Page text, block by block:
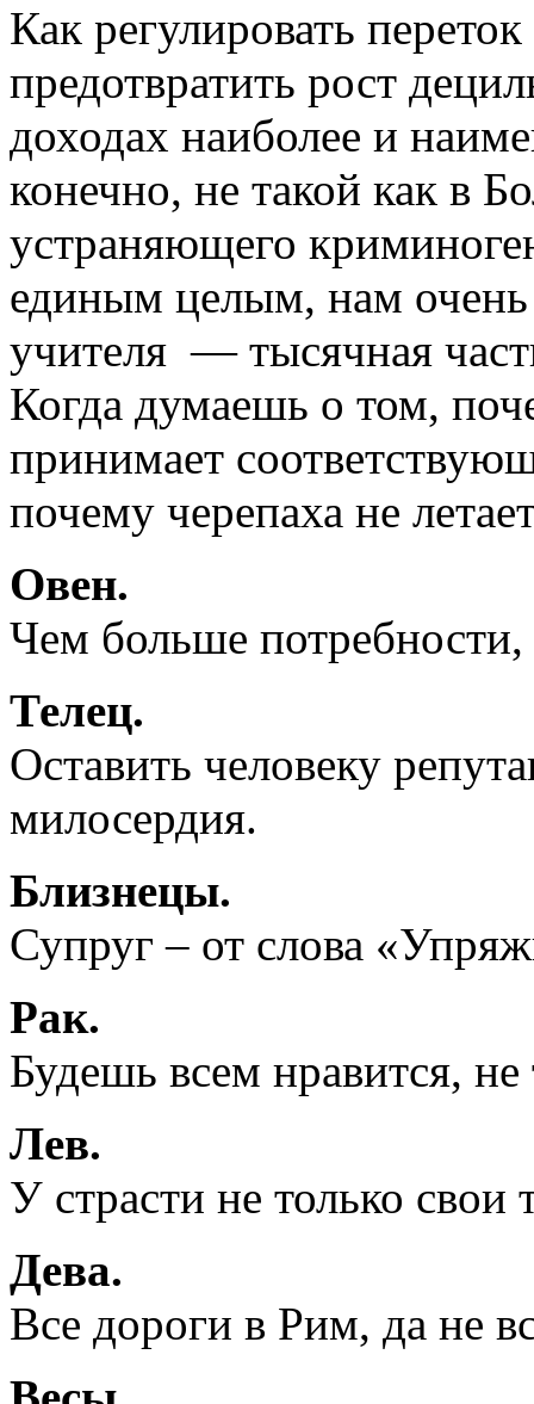
Как регулировать
предотвратить рост
доходах наиболее и
конечно, не такой как в
устраняющего
единым целым, нам очень
учителя — тысячная
Когда думаешь о том,
принимает
почему черепаха не
Овен.
Чем больше
Телец.
Оставить человеку
милосердия.
Близнецы.
Супруг – от слова
Рак.
Будешь всем нравится,
Лев.
У страсти не только
Дева.
Все дороги в Рим, да не